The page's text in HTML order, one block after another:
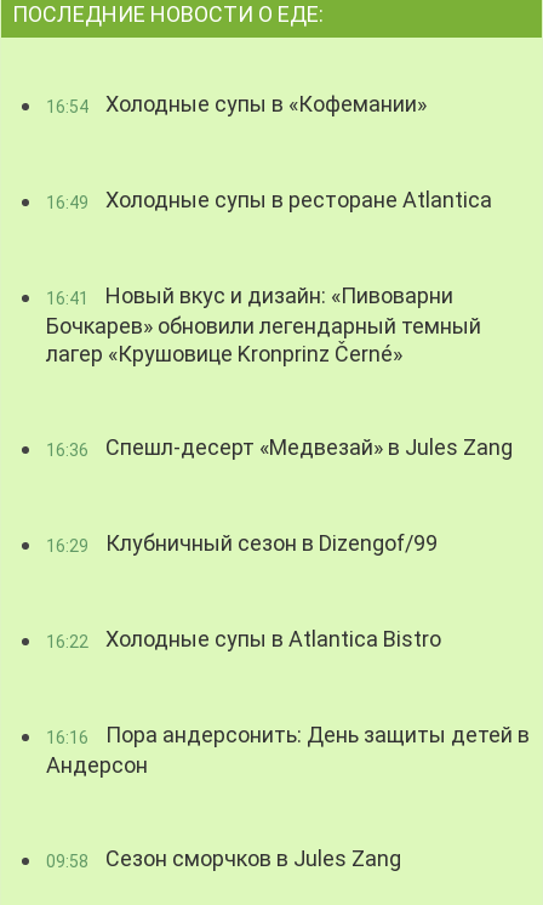
ПОСЛЕДНИЕ НОВОСТИ О ЕДЕ:
16:54 Холодные супы в «Кофемании»
16:49 Холодные супы в ресторане Atlantica
16:41
Новый вкус и дизайн: «Пивоварни
Бочкарев» обновили легендарный темный
лагер «Крушовице Kronprinz Černé»
16:36 Спешл-десерт «Медвезай» в Jules Zang
16:29 Клубничный сезон в Dizengof/99
16:22 Холодные супы в Atlantica Bistro
16:16
Пора андерсонить: День защиты детей в
Андерсон
09:58 Сезон сморчков в Jules Zang